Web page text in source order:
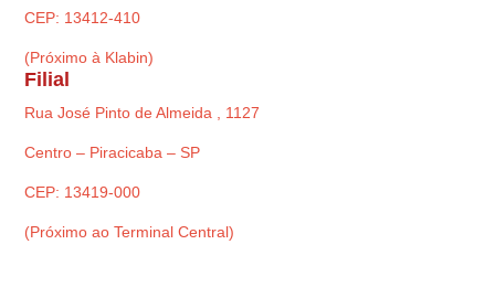
CEP: 13412-410
(Próximo à Klabin)
Filial
Rua José Pinto de Almeida , 1127
Centro – Piracicaba – SP
CEP: 13419-000
(Próximo ao Terminal Central)